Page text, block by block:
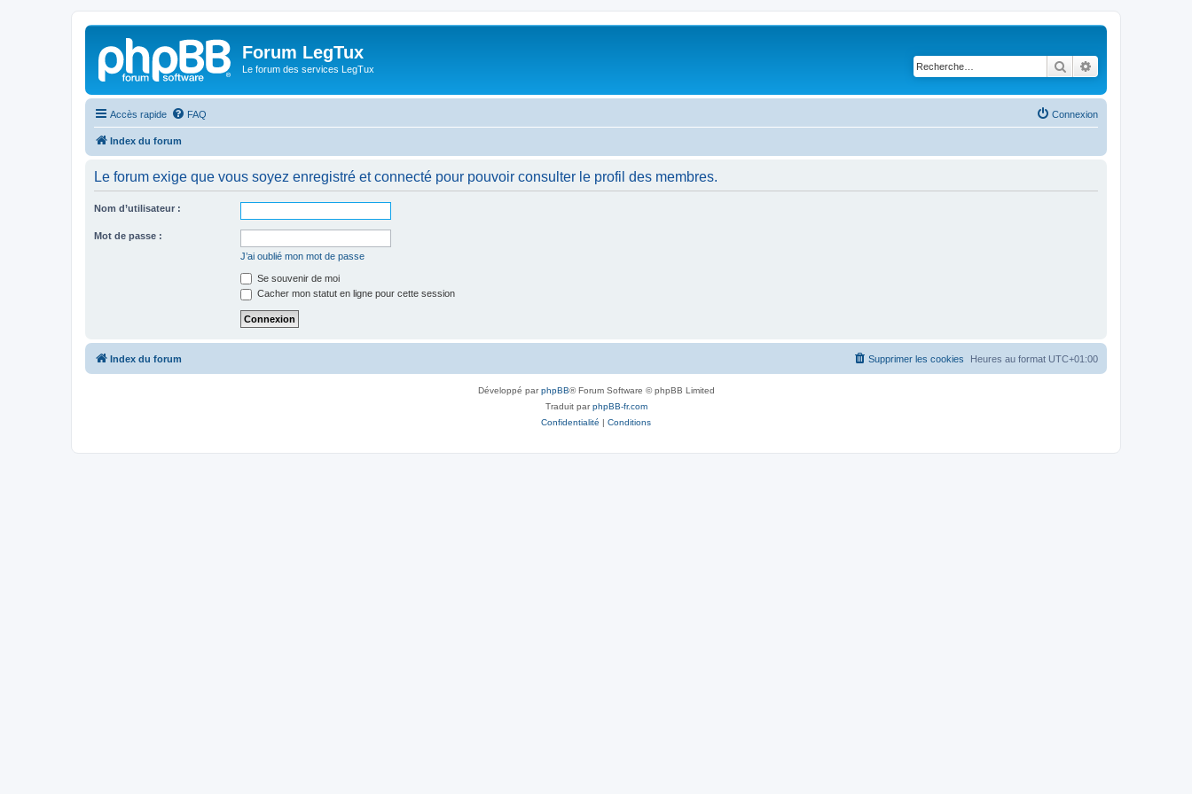
Forum LegTux
Le forum des services LegTux Rechercher
Accès rapide FAQ Connexion
Index du forum
Le forum exige que vous soyez enregistré et connecté pour pouvoir consulter le profil des membres.
Nom d’utilisateur :
Mot de passe :
J’ai oublié mon mot de passe
Se souvenir de moi
Cacher mon statut en ligne pour cette session
Index du forum Heures au format UTC+01:00
Supprimer les cookies
Développé parphpBB® Forum Software © phpBB Limited
Traduit parphpBB-fr.com
Confidentialité | Conditions